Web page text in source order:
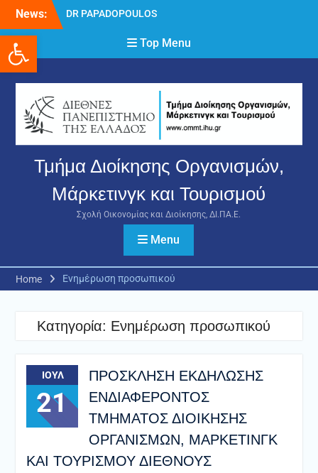
Ανοίξτε τη γραμμή εργαλείων
content
News:
DR PAPADOPOULOS
Δρ Παπαδόπουλος
Νικόλαος
δικαιολογητικών και
ενστάσεων για τη
χορήγηση του
στεγαστικού επιδόματος
ακαδημαϊκού έτους 2025-
2026.
Top Menu
Τμήμα Διοίκησης Οργανισμών,
Μάρκετινγκ και Τουρισμού
Σχολή Οικονομίας και Διοίκησης, ΔΙ.ΠΑ.Ε.
Menu
Home Ενημέρωση προσωπικού
Κατηγορία: Ενημέρωση προσωπικού
ΙΟΎΛ
21
ΠΡΟΣΚΛΗΣΗ ΕΚΔΗΛΩΣΗΣ
ΕΝΔΙΑΦΕΡΟΝΤΟΣ
ΤΜΗΜΑΤΟΣ ΔΙΟΙΚΗΣΗΣ
ΟΡΓΑΝΙΣΜΩΝ, ΜΑΡΚΕΤΙΝΓΚ
ΚΑΙ ΤΟΥΡΙΣΜΟΥ ΔΙΕΘΝΟΥΣ